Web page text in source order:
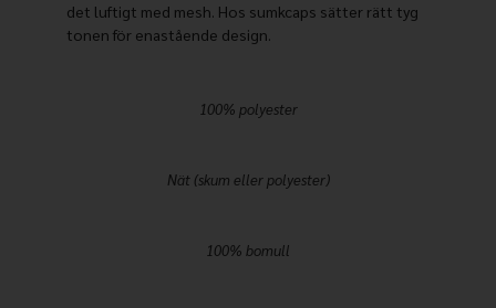
det luftigt med mesh. Hos sumkcaps sätter rätt tyg
tonen för enastående design.
100% polyester
Nät (skum eller polyester)
100% bomull